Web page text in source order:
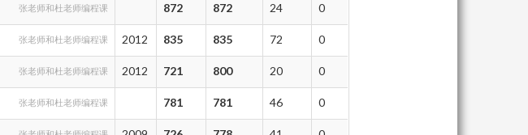
张老师和杜老师编程课 872 872 24 0
张老师和杜老师编程课 2012 835 835 72 0
张老师和杜老师编程课 2012 721 800 20 0
张老师和杜老师编程课 781 781 46 0